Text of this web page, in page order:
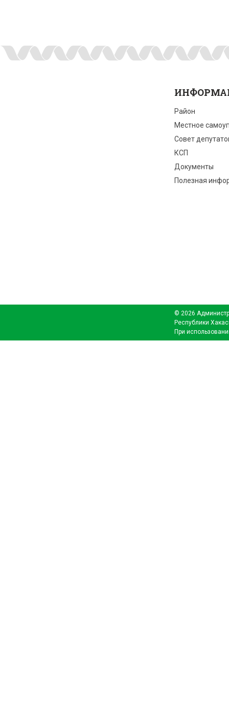
Район
Местное
Совет
КСП
Документы
Полезная
© 2026
Республики
При